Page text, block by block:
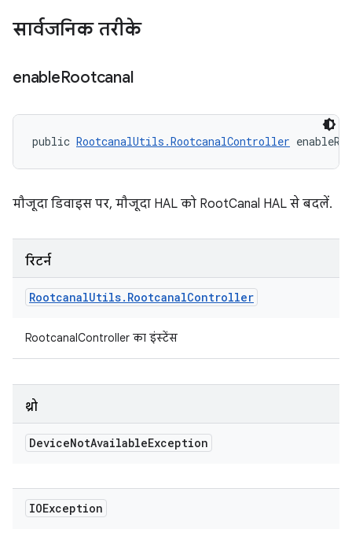
सार्वजनिक तरीके
enableRootcanal
public RootcanalUtils.RootcanalController
मौजूदा डिवाइस पर, मौजूदा HAL को RootCanal HAL से बदलें.
रिटर्न
RootcanalUtils. RootcanalController
RootcanalController का इंस्टेंस
थ्रो
DeviceNotAvailableException
IOException